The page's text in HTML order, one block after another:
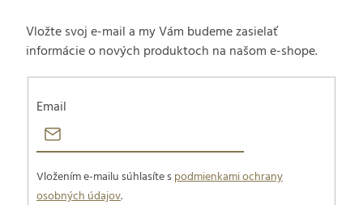
Vložte svoj e-mail a my Vám budeme zasielať
informácie o nových produktoch na našom e-shope.
Email
Vložením e-mailu súhlasíte spodmienkami ochrany
osobných údajov.